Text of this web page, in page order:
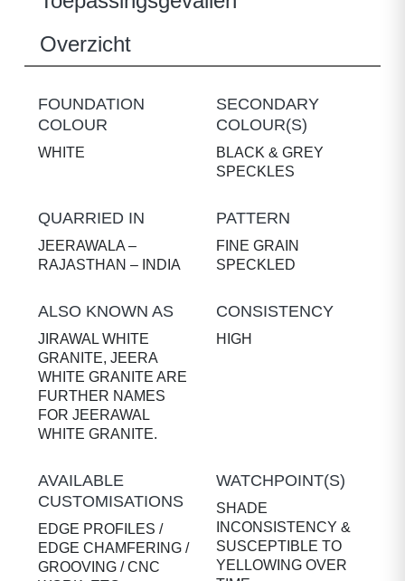
Overzicht
FOUNDATION
COLOUR
WHITE
SECONDARY
COLOUR(S)
BLACK & GREY
SPECKLES
QUARRIED IN
JEERAWALA –
RAJASTHAN – INDIA
PATTERN
FINE GRAIN
SPECKLED
ALSO KNOWN AS
JIRAWAL WHITE
GRANITE, JEERA
WHITE GRANITE ARE
FURTHER NAMES
FOR JEERAWAL
WHITE GRANITE.
CONSISTENCY
HIGH
AVAILABLE
CUSTOMISATIONS
EDGE PROFILES /
EDGE CHAMFERING /
GROOVING / CNC
WATCHPOINT(S)
SHADE
INCONSISTENCY &
SUSCEPTIBLE TO
YELLOWING OVER